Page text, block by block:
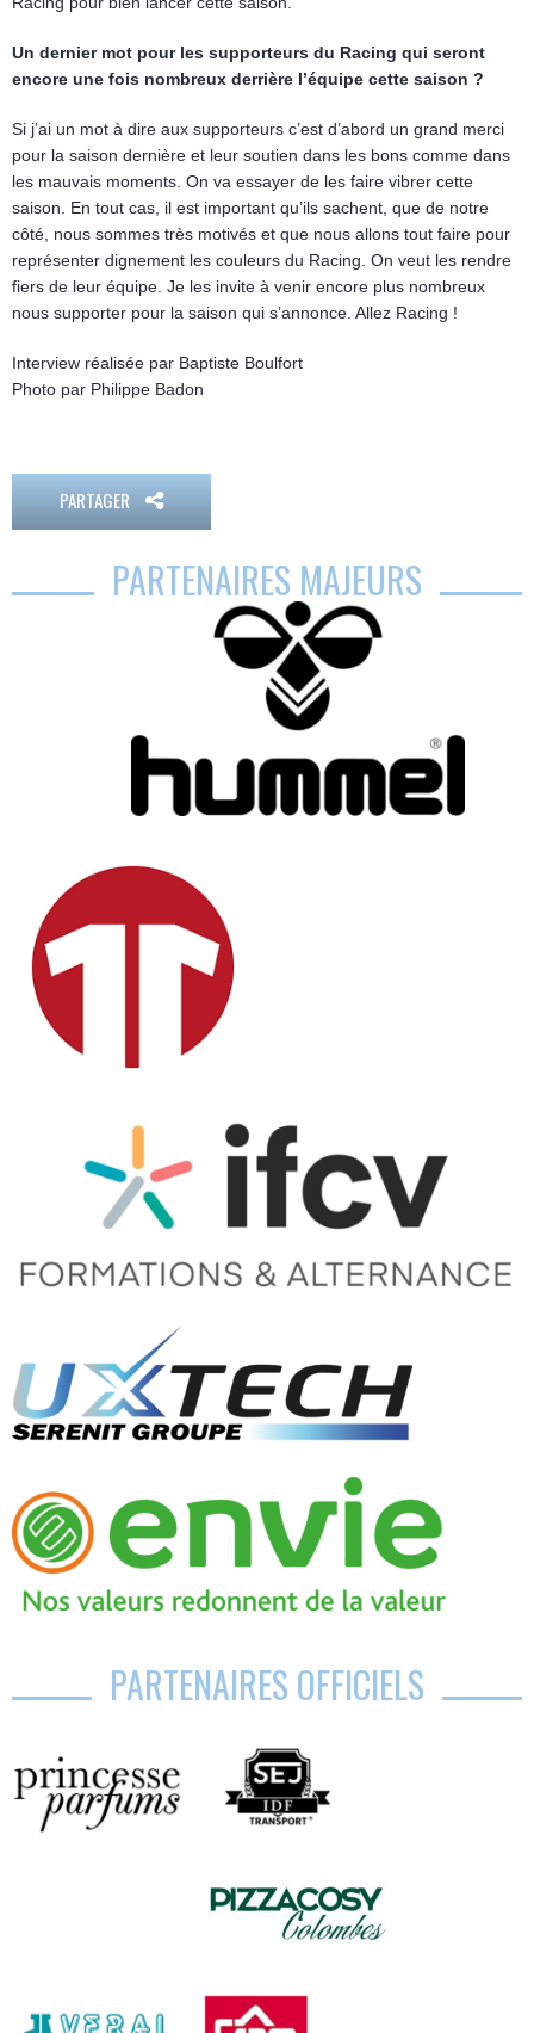
Un dernier mot pour les supporteurs du Racing qui seront
encore une fois nombreux derrière l’équipe cette saison ?
Si j’ai un mot à dire aux supporteurs c’est d’abord un grand merci
pour la saison dernière et leur soutien dans les bons comme dans
les mauvais moments. On va essayer de les faire vibrer cette
saison. En tout cas, il est important qu’ils sachent, que de notre
côté, nous sommes très motivés et que nous allons tout faire pour
représenter dignement les couleurs du Racing. On veut les rendre
fiers de leur équipe. Je les invite à venir encore plus nombreux
nous supporter pour la saison qui s’annonce. Allez Racing !
Interview réalisée par Baptiste Boulfort
Photo par Philippe Badon
PARTAGER
PARTENAIRES MAJEURS
PARTENAIRES OFFICIELS